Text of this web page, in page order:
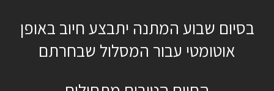
בסיום שבוע המתנה יתבצע חיוב באופן
אוטומטי עבור המסלול שבחרתם